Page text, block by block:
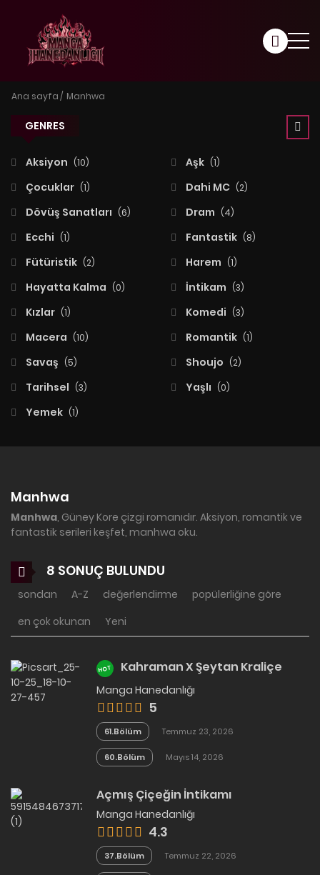
Ana sayfa Manhwa
GENRES
Aksiyon (10) Aşk (1)
Çocuklar (1) Dahi MC (2)
Dövüş Sanatları (6) Dram (4)
Ecchi (1) Fantastik (8)
Fütüristik (2) Harem (1)
Hayatta Kalma (0) İntikam (3)
Kızlar (1) Komedi (3)
Macera (10) Romantik (1)
Savaş (5) Shoujo (2)
Tarihsel (3) Yaşlı (0)
Yemek (1)
Manhwa
Manhwa, Güney Kore çizgi romanıdır. Aksiyon, romantik ve
fantastik serileri keşfet, manhwa oku.
8 SONUÇ BULUNDU
sondan A-Z değerlendirme
popülerliğine göre
en çok okunan
Yeni
HOT Kahraman X Şeytan Kraliçe
Manga Hanedanlığı
5
61.Bölüm Temmuz 23, 2026
60.Bölüm Mayıs 14, 2026
Açmış Çiçeğin İntikamı
Manga Hanedanlığı
4.3
37.Bölüm Temmuz 22, 2026